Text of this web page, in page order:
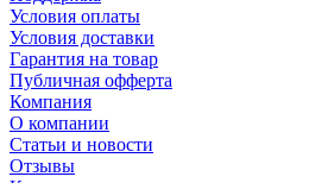
Условия оплаты
Условия доставки
Гарантия на товар
Публичная офферта
Компания
О компании
Статьи и новости
Отзывы